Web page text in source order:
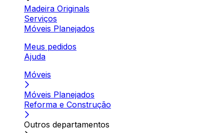
Madeira Originals
Serviços
Móveis Planejados
Meus pedidos
Ajuda
Móveis
Móveis Planejados
Reforma e Construção
Outros departamentos